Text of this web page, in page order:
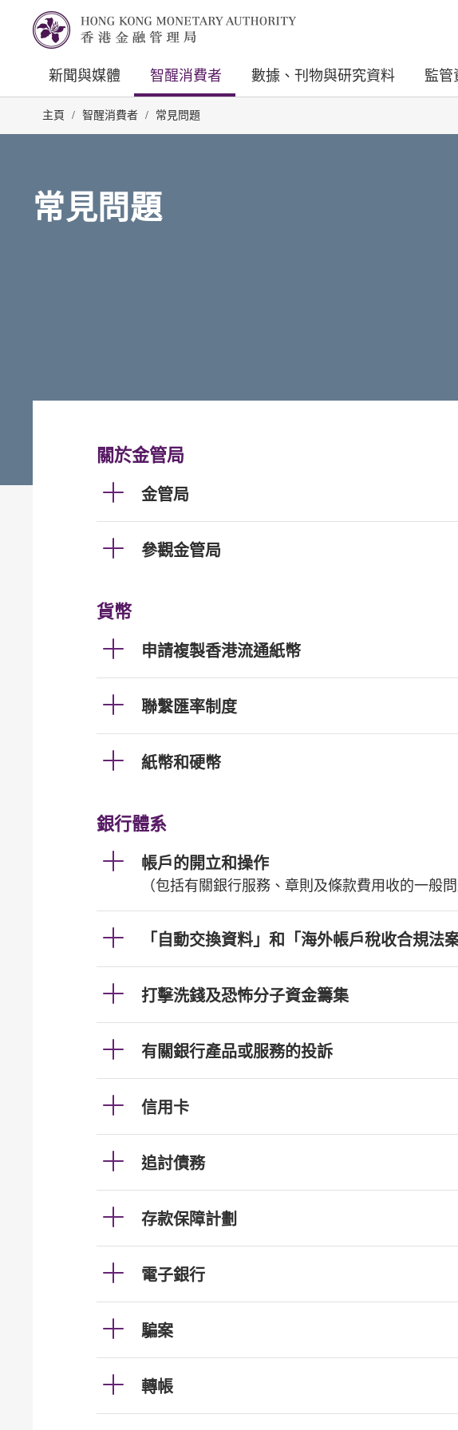
新聞與媒體 智醒消費者 數據、刊物與研究資料 監管
主頁 / 智醒消費者 / 常見問題
常見問題
關於金管局
金管局
參觀金管局
貨幣
申請複製香港流通紙幣
聯繫匯率制度
紙幣和硬幣
銀行體系
帳戶的開立和操作
（包括有關銀行服務、章則及條款費用收的一般問
「自動交換資料」和「海外帳戶稅收合規法案
打擊洗錢及恐怖分子資金籌集
有關銀行產品或服務的投訴
信用卡
追討債務
存款保障計劃
電子銀行
騙案
轉帳